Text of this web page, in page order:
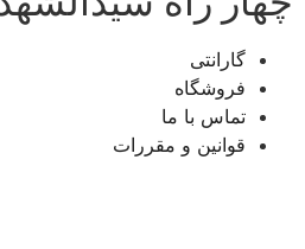
گارانتی
فروشگاه
تماس با ما
قوانین و مقررات